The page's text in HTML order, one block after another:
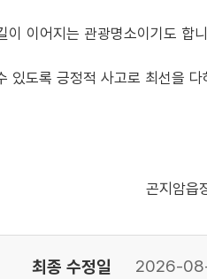
이어지는 관광명소이기도 합
있도록 긍정적 사고로 최선을 다
곤지암읍
최종 수정일 2026-